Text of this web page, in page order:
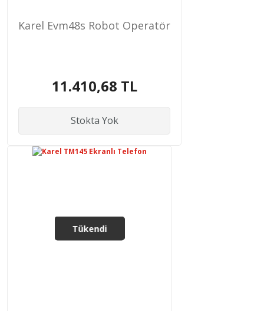
Karel Evm48s Robot Operatör
11.410,68 TL
Stokta Yok
Tükendi